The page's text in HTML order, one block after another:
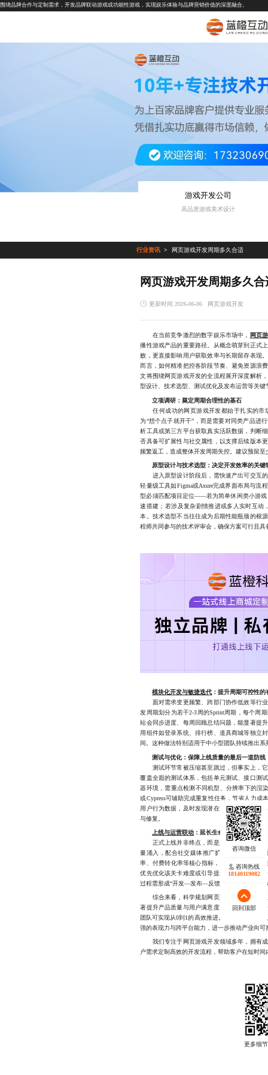
围绕品牌合作与定制需求，开发品牌联动游戏或功能性游戏，实现娱乐体验与品牌营销价值的深度融合。
游戏开发公司
高品质游戏美术设计
行业资讯 网页游戏开发周期多久合适
网页游戏开发周期多久合
更新时间 2026-06-06 网页游戏开发
在当前竞争激烈的数字娱乐市场中，
网页
播性游戏产品的重要路径。从概念萌芽到正式
败，更直接影响用户获取效率与长期留存表现
而言，如何精准把控各阶段节奏、避免资源浪
文将围绕网页游戏开发的全流程展开深度解析
型设计、技术选型、测试优化及发布运营等关
立项调研：奠定周期合理性的基石
任何成功的网页游戏开发都始于扎实的市
为“想个点子就开干”，而是需要对同类产品进
析工具或第三方平台获取真实活跃数据，判断
否具备可扩展性与社交属性，以支撑后续版本
频繁返工，造成整体开发周期失控。建议预留
原型设计与技术选型：决定开发效率的关键
进入原型设计阶段后，需快速产出可交互的
轻量级工具如Figma或Axure完成界面布局与流
型必须匹配项目定位——若为简单休闲类小游戏
速搭建；若涉及复杂剧情推进或多人实时互动
本。技术选型不当往往成为后期性能瓶颈的根
程师共同参与的技术评审会，确保方案可行且具
模块化开发与敏捷迭代 ：提升周期可控性的
面对需求变更频繁、跨部门协作低效等行业
发周期划分为若干2-3周的Sprint周期，每个周
站会同步进度、每周回顾总结问题，能显著提
用组件如登录系统、排行榜、道具商城等独立
间。这种做法特别适用于中小型团队持续推出系
测试与优化：保障上线质量的最后一道防线
测试环节常被压缩甚至跳过，但事实上，它
覆盖全面的测试体系，包括单元测试、接口测
器环境，需重点检测不同机型、分辨率下的渲
或Cypress可辅助完成重复性任务，节省人力成
用户行为数据，及时发现潜在卡顿、崩溃或引
与修复。
上线与运营联动 ：延长生命周期的起点
正式上线并非终点，而是运营周期的开端。
量涌入，配合社交媒体推广扩大声量。同时
率、付费转化率等核心指标，为后续版本迭代
优先优化该关卡难度或引导提示。保持每两周
过程需形成“开发—发布—反馈—优化”的闭环机
综合来看，科学规划网页游戏开发周期不仅
著提升产品质量与用户满意度。通过对各阶段
团队可实现从0到1的高效推进。未来随着
强的表现力与跨平台能力，进一步推动产业向可
我们专注于网页游戏开发领域多年，拥有成
户需求定制高效的开发流程，帮助客户在短时
咨询热线
18140119082
回到顶部